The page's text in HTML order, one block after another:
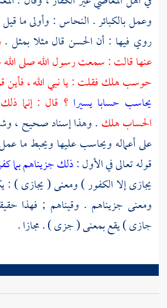
وعمل بالكبائر . النحاس: وأولى ما
روي فيها : أن الحسن قال مثلا بمثل .
عنها قالت : سمعت رسول الله صلى
حوسب هلك فقلت : يا نبي الله ،
يحاسب حسابا يسيرا ؟ قال : إنما
الحساب هلك . وهذا إسناد صحيح ،
على أعماله ويحاسب عليها ويحبط ما
قوله تعالى في الأول :ذلك جزيناهم بما
يجازى إلا الكفور ) ومعنى ( يجازى ) :
ومعنى جزيناهم . وقيناهم ; فهذا
جازى ) يقع بمعنى ( جزى ) . مجازا .